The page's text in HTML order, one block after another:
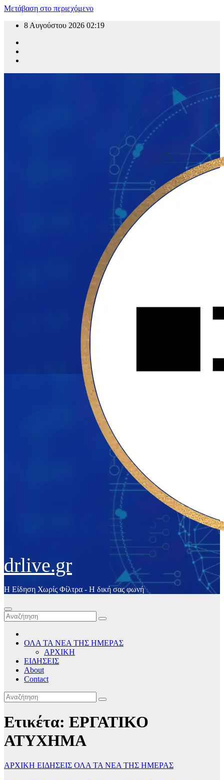
Μετάβαση στο περιεχόμενο
8 Αυγούστου 2026 02:19
drlive.gr
Η Είδηση Χωρίς Φίλτρα - H δική σας φωνή
ΟΛΑ ΤΑ ΝΕΑ ΤΗΣ ΗΜΕΡΑΣ
ΑΡΧΙΚΗ
ΕΙΔΗΣΕΙΣ
About
Contact
Ετικέτα: ΕΡΓΑΤΙΚΟ
ΑΤΥΧΗΜΑ
ΑΡΧΙΚΗ ΕΙΔΗΣΕΙΣ ΟΛΑ ΤΑ ΝΕΑ ΤΗΣ ΗΜΕΡΑΣ